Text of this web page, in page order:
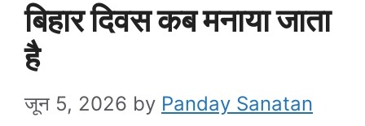
बिहार दिवस कब मनाया जाता
है
जून 5, 2026 by Panday Sanatan